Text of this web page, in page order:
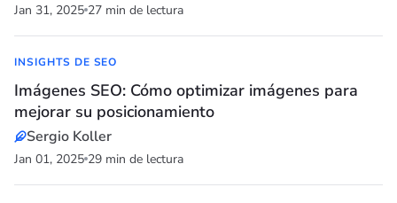
Jan 31, 2025 27 min de lectura
INSIGHTS DE SEO
Imágenes SEO: Cómo optimizar imágenes para
mejorar su posicionamiento
Sergio Koller
Jan 01, 2025 29 min de lectura